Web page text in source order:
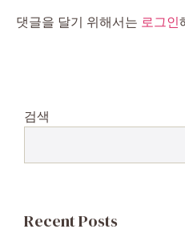
댓글을 달기 위해서는 로그인
검색
Recent Posts